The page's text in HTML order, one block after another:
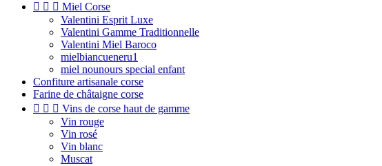
   Miel Corse
Valentini Esprit Luxe
Valentini Gamme Traditionnelle
Valentini Miel Baroco
mielbiancueneru1
miel nounours special enfant
Confiture artisanale corse
Farine de châtaigne corse
   Vins de corse haut de gamme
Vin rouge
Vin rosé
Vin blanc
Muscat